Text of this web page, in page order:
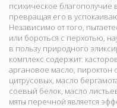
психическое благополучие
превращая его в
Независимо от того,
или бороться с перхотью,
в пользу природного
комплекс содержит:
аргановое масло, пироктон
цитрусовых, масло
соевый белок, масло
мяты перечной является